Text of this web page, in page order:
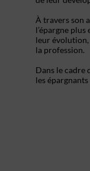
À travers son
l’épargne
leur
la profession.
Dans le cadre
les